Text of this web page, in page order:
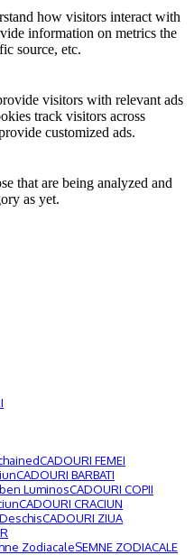
how visitors interact with
information on metrics the
source, etc.
visitors with relevant ads
track visitors across
customized ads.
that are being analyzed and
as yet.
CADOURI FEMEI
CADOURI BARBATI
CADOURI COPII
CADOURI CRACIUN
CADOURI ZIUA
SEMNE ZODIACALE